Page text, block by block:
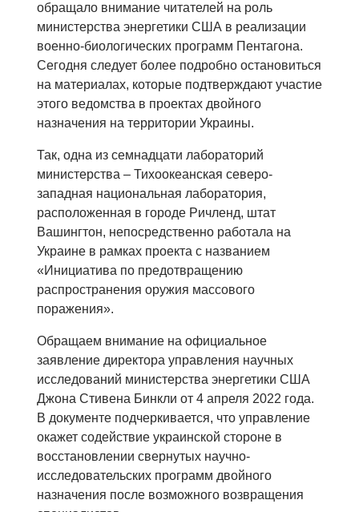
обращало внимание читателей на роль
министерства энергетики США в реализации
военно-биологических программ Пентагона.
Сегодня следует более подробно остановиться
на материалах, которые подтверждают участие
этого ведомства в проектах двойного
назначения на территории Украины.
Так, одна из семнадцати лабораторий
министерства – Тихоокеанская северо-
западная национальная лаборатория,
расположенная в городе Ричленд, штат
Вашингтон, непосредственно работала на
Украине в рамках проекта с названием
«Инициатива по предотвращению
распространения оружия массового
поражения».
Обращаем внимание на официальное
заявление директора управления научных
исследований министерства энергетики США
Джона Стивена Бинкли от 4 апреля 2022 года.
В документе подчеркивается, что управление
окажет содействие украинской стороне в
восстановлении свернутых научно-
исследовательских программ двойного
назначения после возможного возвращения